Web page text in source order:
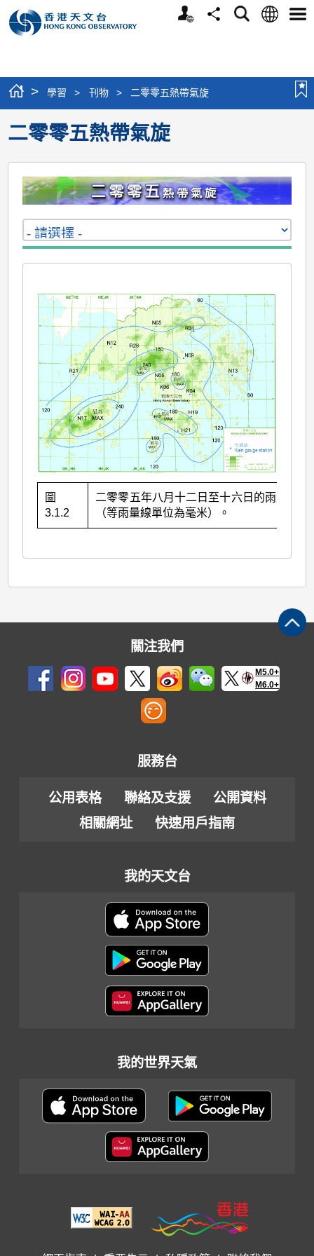
個
分
搜
語
選
> 學習 > 刊物 > 二零零五熱帶氣旋
二零零五熱帶氣旋
圖
3.1.2
二零零五年八月十二日至十六日的雨量分佈
（等雨量線單位為毫米）。
關注我們
M5.0+
M6.0+
服務台
公用表格 聯絡及支援
公開資料
相關網址
快速用戶指南
我的天文台
我的世界天氣